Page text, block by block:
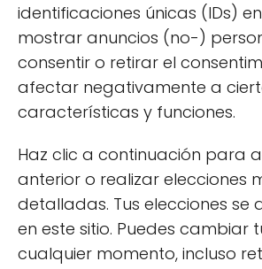
identificaciones únicas (IDs)
mostrar anuncios (no-)
consentir o retirar el
afectar negativamente a
características y funciones.
Haz clic a continuación para
anterior o realizar elecciones
detalladas. Tus elecciones se
en este sitio. Puedes cambiar
cualquier momento, incluso
Aumento de energía:
contenido de cafeína y L-
matcha proporciona un
energía sostenido sin los
asociados con el café.
Mejora del metabolismo:
demostrado que el
ayuda a aumentar la
Beneficios para la piel:
antiinflamatorias pueden